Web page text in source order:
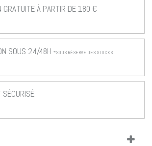
GRATUITE À PARTIR DE 180 €
SOUS 24/48H *SOUS RÉSERVE DES STOCKS
SÉCURISÉ